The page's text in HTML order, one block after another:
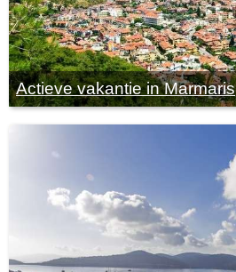
Actieve vakantie in Marmaris